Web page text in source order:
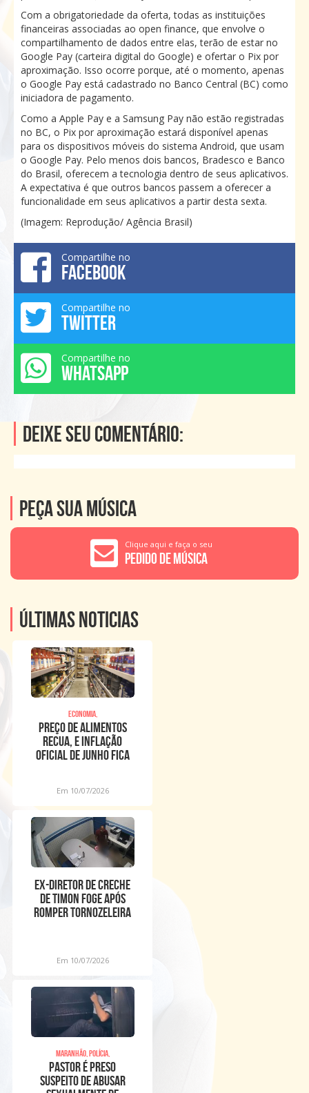
Com a obrigatoriedade da oferta, todas as instituições
financeiras associadas ao open finance, que envolve o
compartilhamento de dados entre elas, terão de estar no
Google Pay (carteira digital do Google) e ofertar o Pix por
aproximação. Isso ocorre porque, até o momento, apenas
o Google Pay está cadastrado no Banco Central (BC) como
iniciadora de pagamento.
Como a Apple Pay e a Samsung Pay não estão registradas
no BC, o Pix por aproximação estará disponível apenas
para os dispositivos móveis do sistema Android, que usam
o Google Pay. Pelo menos dois bancos, Bradesco e Banco
do Brasil, oferecem a tecnologia dentro de seus aplicativos.
A expectativa é que outros bancos passem a oferecer a
funcionalidade em seus aplicativos a partir desta sexta.
(Imagem: Reprodução/ Agência Brasil)
Compartilhe no
FACEBOOK
Compartilhe no
TWITTER
Compartilhe no
WHATSAPP
Deixe seu comentário:
Peça sua música
Clique aqui e faça o seu
Pedido de Música
Últimas noticias
Economia,
Preço de alimentos
recua, e inflação
oficial de junho fica
Em 10/07/2026
Ex-diretor de creche
de Timon foge após
romper tornozeleira
Em 10/07/2026
Maranhão, Polícia,
Pastor é preso
suspeito de abusar